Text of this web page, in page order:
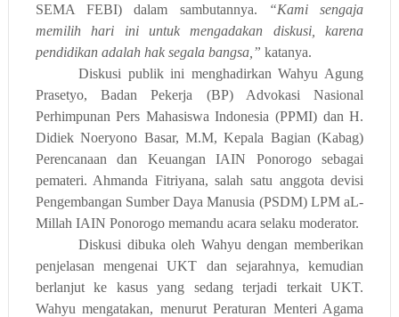
SEMA FEBI) dalam sambutannya.
“Kami sengaja
memilih hari ini untuk mengadakan diskusi, karena
pendidikan adalah hak segala bangsa,” katanya.
Diskusi publik ini menghadirkan Wahyu Agung
Prasetyo, Badan Pekerja (BP) Advokasi Nasional
Perhimpunan Pers Mahasiswa Indonesia (PPMI) dan H.
Didiek Noeryono Basar, M.M, Kepala Bagian (Kabag)
Perencanaan dan Keuangan IAIN Ponorogo sebagai
pemateri. Ahmanda Fitriyana, salah satu anggota devisi
Pengembangan Sumber Daya Manusia (PSDM) LPM aL-
Millah IAIN Ponorogo memandu acara selaku moderator.
Diskusi dibuka oleh Wahyu dengan memberikan
penjelasan mengenai UKT dan sejarahnya, kemudian
berlanjut ke kasus yang sedang terjadi terkait UKT.
Wahyu mengatakan, menurut Peraturan Menteri Agama